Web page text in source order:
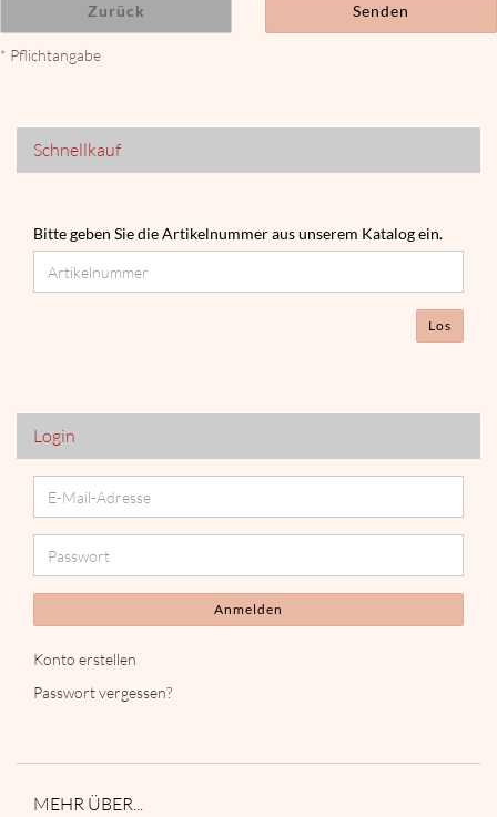
Zurück Senden
* Pflichtangabe
Schnellkauf
BITTE
GEBEN
SIE
DIE
EIN.
Bitte geben Sie die Artikelnummer aus unserem Katalog ein.
Los
Login
E-
Mail-
Adresse
Passwort
Anmelden
Konto erstellen
Passwort vergessen?
MEHR ÜBER...